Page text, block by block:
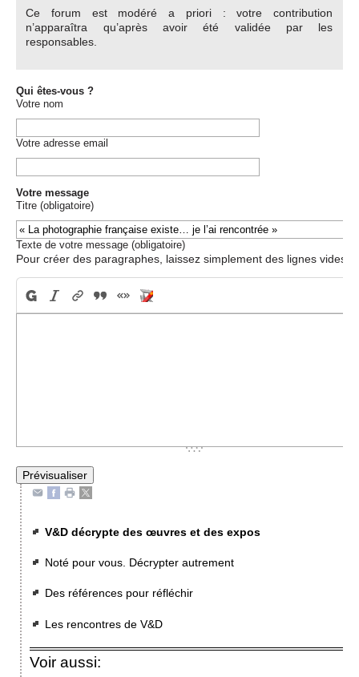
Ce forum est modéré a priori : votre contribution
n’apparaîtra qu’après avoir été validée par les
responsables.
Qui êtes-vous ?
Votre nom
Votre adresse email
Votre message
Titre (obligatoire)
Texte de votre message (obligatoire)
Pour créer des paragraphes, laissez simplement des lignes vides.
V&D décrypte des œuvres et des expos
Noté pour vous. Décrypter autrement
Des références pour réfléchir
Les rencontres de V&D
Voir aussi: